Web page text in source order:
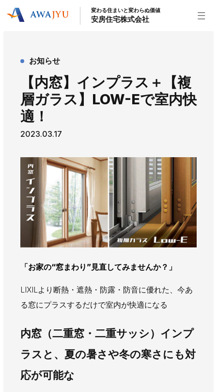
リフォーム事業 外装事業
新築住宅事業
不動産事業
インテリア事業
給湯器事業
大型物件事業
安房住宅について
社長挨拶 企業情報 沿革
拠点紹介
スタッフ紹介
お知らせ
社長ブログ イベント お知らせ
チラシ
AWAJYUブログ
安房住まいる
大型工事施工事例
採用情報
協力会社募集
お問い合わせ
変わる住まいと変わらぬ価値
安房住宅株式会社
お知らせ
【内窓】インプラス＋【複
層ガラス】LOW-Eで室内快
適！
2023.03.17
「お家の“窓まわり”見直してみませんか？」
LIXILより断熱・遮熱・防露・防音に優れた、今あ
る窓にプラスするだけで室内が快適になる
内窓（二重窓・二重サッシ）インプ
ラスと、夏の暑さや冬の寒さにも対
応が可能な